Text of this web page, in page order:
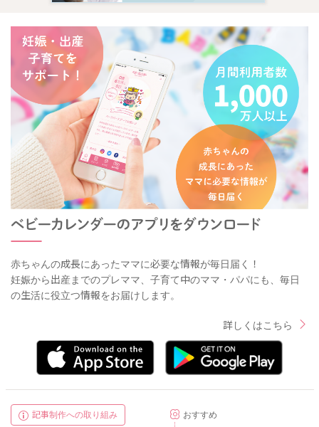
赤ちゃんの成長にあったママに必要な情報が毎日届く！
妊娠から出産までのプレママ、子育て中のママ・パパにも、毎日
の生活に役立つ情報をお届けします。
詳しくはこちら
記事制作への取り組み
おすすめ